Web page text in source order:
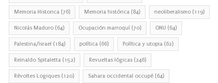
Memoria Historica (76) Memoria histórica (84) neoliberalismo (119)
Nicolás Maduro (64) Ocupación marroquí (70) ONU (64)
Palestina/Israel (184) política (66) Política y utopia (62)
Reinaldo Spitaletta (152) Revueltas lógicas (246)
Révoltes Logiques (120) Sahara occidental occupé (64)